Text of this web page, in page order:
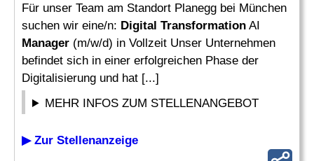
Für unser Team am Standort Planegg bei München
suchen wir eine/n: Digital Transformation AI
Manager (m/w/d) in Vollzeit Unser Unternehmen
befindet sich in einer erfolgreichen Phase der
Digitalisierung und hat [...]
MEHR INFOS ZUM STELLENANGEBOT
▶ Zur Stellenanzeige